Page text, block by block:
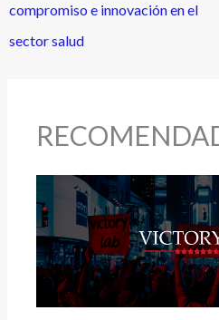
compromiso e innovación en el
sector salud